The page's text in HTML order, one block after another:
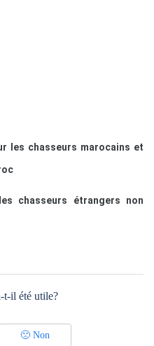
les chasseurs marocains et
chasseurs étrangers non
t-il été utile?
🙁Non